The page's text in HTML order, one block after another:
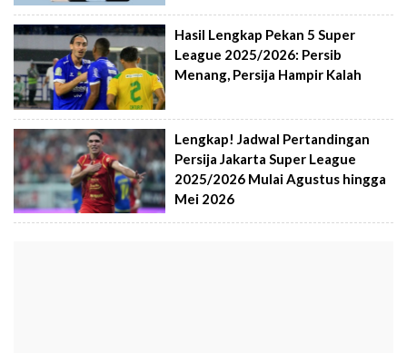
Hasil Lengkap Pekan 5 Super
League 2025/2026: Persib
Menang, Persija Hampir Kalah
Lengkap! Jadwal Pertandingan
Persija Jakarta Super League
2025/2026 Mulai Agustus hingga
Mei 2026